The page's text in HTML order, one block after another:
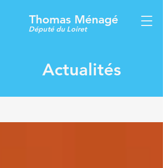
Thomas Ménagé
Député du Loiret
Actualités